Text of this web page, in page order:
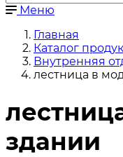
Меню
Главная
Каталог
Внутренняя
лестница в
здании